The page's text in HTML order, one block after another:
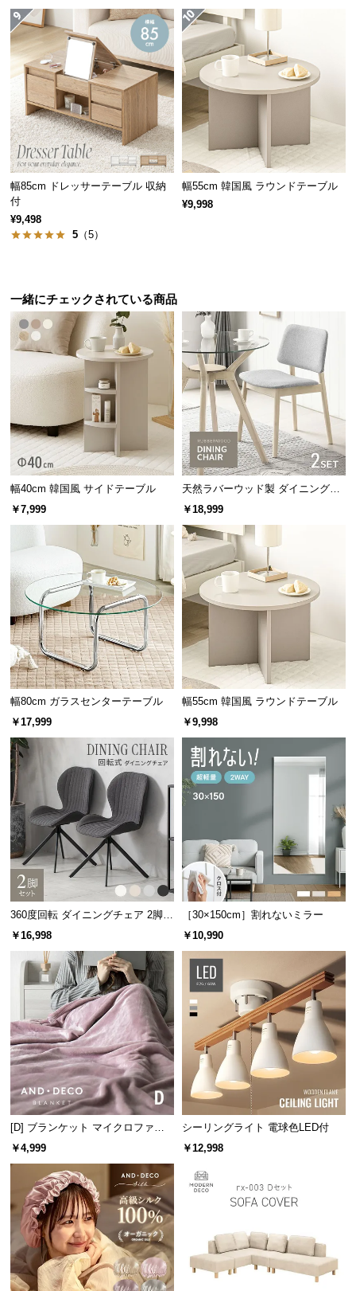
員
規
約
に
い
て
お
客
様
サ
お
業
情
報
o.,
高さ 約55㎝
ガラストップのテーブルは圧迫感がなく、テーブル
上を明るく広々とした空間に見せることができま
す。
サッと拭くだけ簡単お手入れ
木材とは違い、汚れてもシミになりにくく、サッと
ひと拭きで本来の輝きを取り戻します。
抜群の強度を誇る強化ガラス製
天板には厚さ約8㎜の強化ガラスを使用。通常のガラ
スより3・5倍の強度を持ち、割れにくく安心です。
ガラスの厚さ 約8㎜
幅85cm ドレッサーテーブル 収納
付
¥9,498
5 （5）
幅55cm 韓国風 ラウンドテーブル
¥9,998
一緒にチェックされている商品
幅40cm 韓国風 サイドテーブル
￥7,999
天然ラバーウッド製 ダイニングチ
ェア2脚セット
￥18,999
幅80cm ガラスセンターテーブル
￥17,999
幅55cm 韓国風 ラウンドテーブル
￥9,998
360度回転 ダイニングチェア 2脚セ
ット
￥16,998
［30×150cm］割れないミラー
￥10,990
[D] ブランケット マイクロファイ
バー
￥4,999
シーリングライト 電球色LED付
￥12,998